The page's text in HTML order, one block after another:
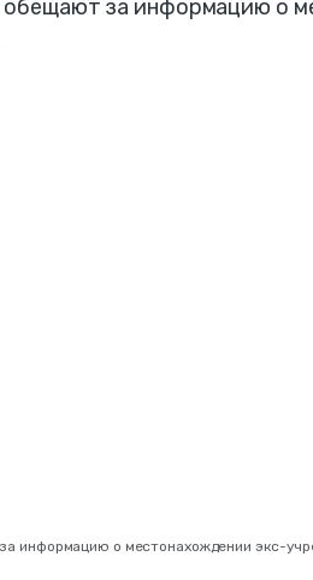
информацию о местонахождении экс-